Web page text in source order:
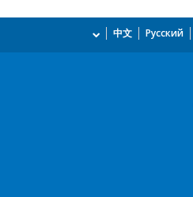
Русский
中文